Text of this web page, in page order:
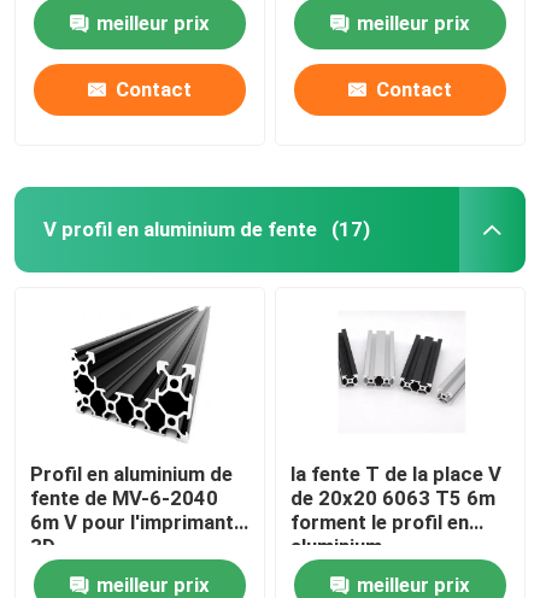
meilleur prix
Contact
meilleur prix
Contact
V profil en aluminium de fente (17)
Profil en aluminium de
fente de MV-6-2040
6m V pour l'imprimante
3D
meilleur prix
la fente T de la place V
de 20x20 6063 T5 6m
forment le profil en
aluminium
meilleur prix